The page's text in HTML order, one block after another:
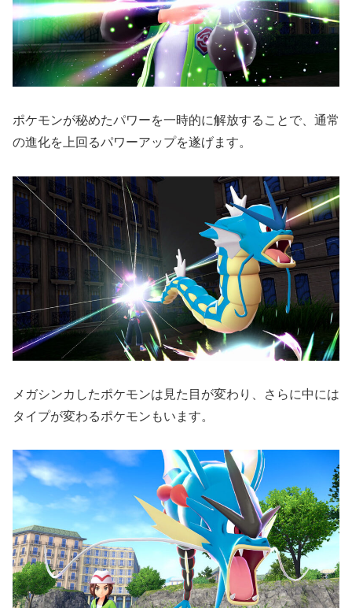
ポケモンが秘めたパワーを一時的に解放することで、通常
の進化を上回るパワーアップを遂げます。
メガシンカしたポケモンは見た目が変わり、さらに中には
タイプが変わるポケモンもいます。